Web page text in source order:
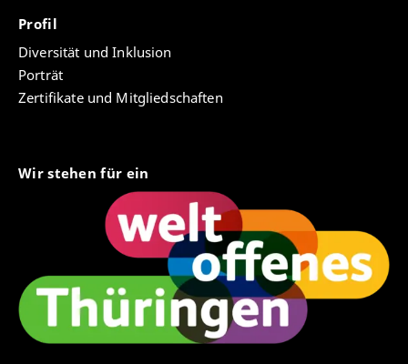
Profil
Diversität und Inklusion
Porträt
Zertifikate und Mitgliedschaften
Wir stehen für ein